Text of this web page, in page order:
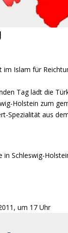
im Islam für
Tag lädt die
Holstein zum
Spezialität aus
in Schleswig-
um 17 Uhr